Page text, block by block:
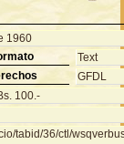
1960
Text
GFDL
100.-
tabid/36/ctl/